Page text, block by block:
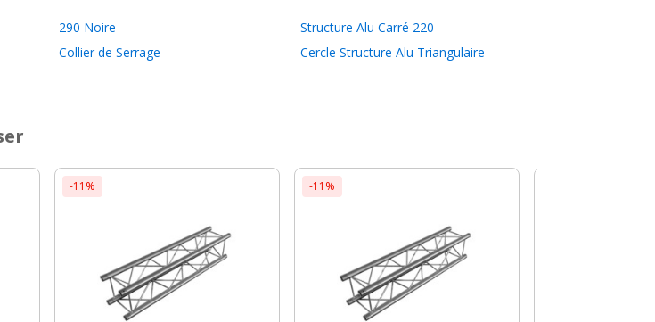
290 Noire
Structure Alu Carré 220
Collier de Serrage
Cercle Structure Alu Triangulaire
-11% -11%